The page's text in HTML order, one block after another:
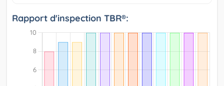
Rapport d'inspection TBR®: